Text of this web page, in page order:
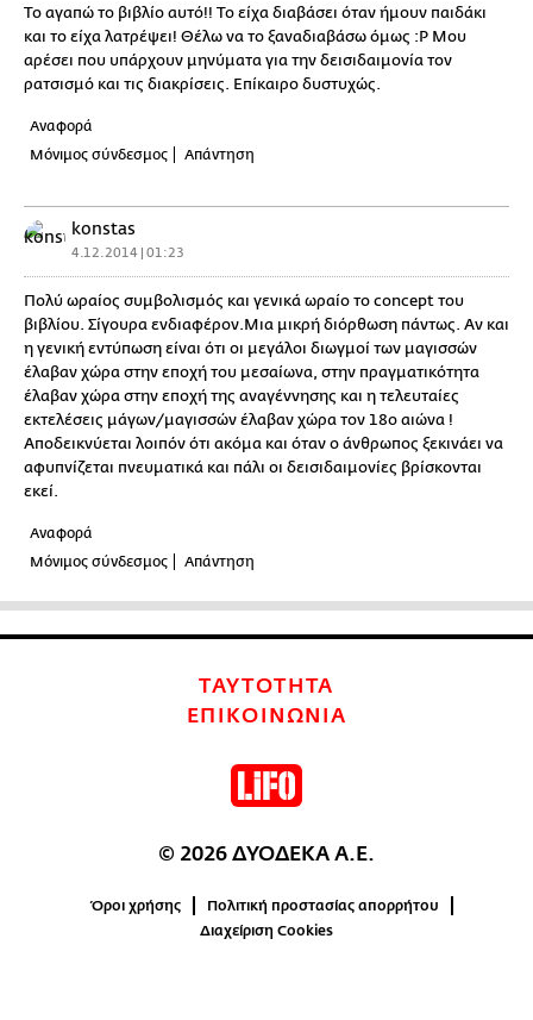
Το αγαπώ το βιβλίο αυτό!! Το είχα διαβάσει όταν ήμουν παιδάκι
και το είχα λατρέψει! Θέλω να το ξαναδιαβάσω όμως :P Μου
αρέσει που υπάρχουν μηνύματα για την δεισιδαιμονία τον
ρατσισμό και τις διακρίσεις. Επίκαιρο δυστυχώς.
Αναφορά
Μόνιμος σύνδεσμος
Απάντηση
konstas
4.12.2014 | 01:23
Πολύ ωραίος συμβολισμός και γενικά ωραίο το concept του
βιβλίου. Σίγουρα ενδιαφέρον.Μια μικρή διόρθωση πάντως. Αν και
η γενική εντύπωση είναι ότι οι μεγάλοι διωγμοί των μαγισσών
έλαβαν χώρα στην εποχή του μεσαίωνα, στην πραγματικότητα
έλαβαν χώρα στην εποχή της αναγέννησης και η τελευταίες
εκτελέσεις μάγων/μαγισσών έλαβαν χώρα τον 18ο αιώνα !
Αποδεικνύεται λοιπόν ότι ακόμα και όταν ο άνθρωπος ξεκινάει να
αφυπνίζεται πνευματικά και πάλι οι δεισιδαιμονίες βρίσκονται
εκεί.
Αναφορά
Μόνιμος σύνδεσμος
Απάντηση
ΤΑΥΤΟΤΗΤΑ
ΕΠΙΚΟΙΝΩΝΙΑ
© 2026 ΔΥΟΔΕΚΑ Α.Ε.
Όροι χρήσης
Πολιτική προστασίας απορρήτου
Διαχείριση Cookies